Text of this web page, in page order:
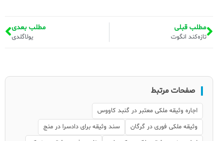
مطلب قبلی
تازه‌کند انگوت
مطلب بعدی
یولاگلدی
صفحات مرتبط
اجاره وثیقه ملکی معتبر در گنبد کاووس
وثیقه ملکی فوری در گرگان
سند وثیقه برای دادسرا در منج